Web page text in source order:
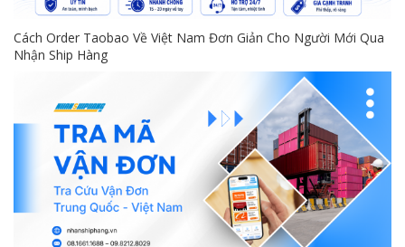
Cách Order Taobao Về Việt Nam Đơn Giản Cho Người Mới Qua
Nhận Ship Hàng